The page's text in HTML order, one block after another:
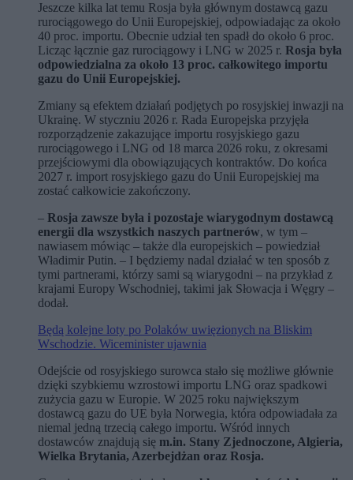
Jeszcze kilka lat temu Rosja była głównym dostawcą gazu
rurociągowego do Unii Europejskiej, odpowiadając za około
40 proc. importu. Obecnie udział ten spadł do około 6 proc.
Licząc łącznie gaz rurociągowy i LNG w 2025 r. Rosja była
odpowiedzialna za około 13 proc. całkowitego importu
gazu do Unii Europejskiej.
Zmiany są efektem działań podjętych po rosyjskiej inwazji na
Ukrainę. W styczniu 2026 r. Rada Europejska przyjęła
rozporządzenie zakazujące importu rosyjskiego gazu
rurociągowego i LNG od 18 marca 2026 roku, z okresami
przejściowymi dla obowiązujących kontraktów. Do końca
2027 r. import rosyjskiego gazu do Unii Europejskiej ma
zostać całkowicie zakończony.
– Rosja zawsze była i pozostaje wiarygodnym dostawcą
energii dla wszystkich naszych partnerów, w tym –
nawiasem mówiąc – także dla europejskich – powiedział
Władimir Putin. – I będziemy nadal działać w ten sposób z
tymi partnerami, którzy sami są wiarygodni – na przykład z
krajami Europy Wschodniej, takimi jak Słowacja i Węgry –
dodał.
Będą kolejne loty po Polaków uwięzionych na Bliskim
Wschodzie. Wiceminister ujawnia
Odejście od rosyjskiego surowca stało się możliwe głównie
dzięki szybkiemu wzrostowi importu LNG oraz spadkowi
zużycia gazu w Europie. W 2025 roku największym
dostawcą gazu do UE była Norwegia, która odpowiadała za
niemal jedną trzecią całego importu. Wśród innych
dostawców znajdują się m.in. Stany Zjednoczone, Algieria,
Wielka Brytania, Azerbejdżan oraz Rosja.